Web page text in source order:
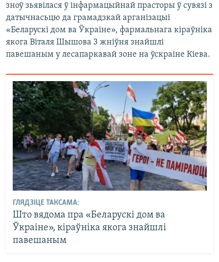
зноў зьявілася ў інфармацыйнай прасторы ў сувязі з
датычнасьцю да грамадзкай арганізацыі
«Беларускі дом ва Ўкраіне», фармальнага кіраўніка
якога Віталя Шышова 3 жніўня знайшлі
павешаным у лесапаркавай зоне на ўскраіне Кіева.
ГЛЯДЗІЦЕ ТАКСАМА:
Што вядома пра «Беларускі дом ва
Ўкраіне», кіраўніка якога знайшлі
павешаным